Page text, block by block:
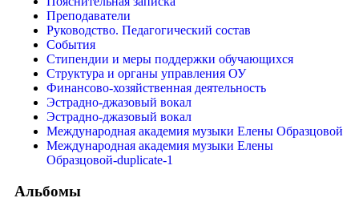
Преподаватели
Руководство. Педагогический состав
События
Стипендии и меры поддержки обучающихся
Структура и органы управления ОУ
Финансово-хозяйственная деятельность
Эстрадно-джазовый вокал
Эстрадно-джазовый вокал
Международная академия музыки Елены Образцовой
Международная академия музыки Елены
Образцовой-duplicate-1
Альбомы